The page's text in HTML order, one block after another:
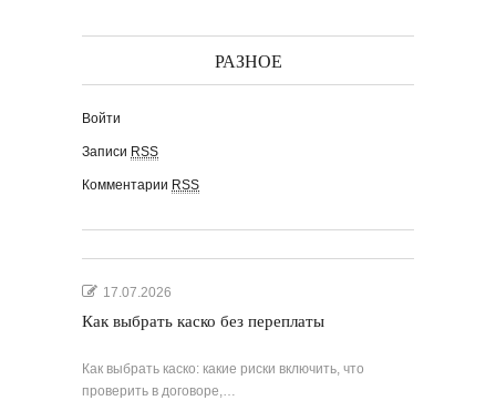
РАЗНОЕ
Войти
Записи RSS
Комментарии RSS
17.07.2026
Как выбрать каско без переплаты
Как выбрать каско: какие риски включить, что
проверить в договоре,…